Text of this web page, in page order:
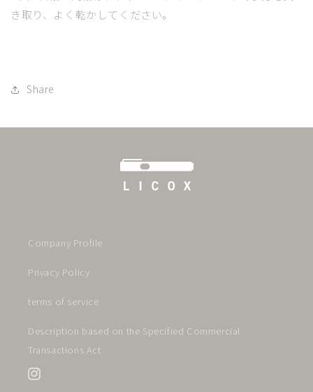
き取り、よく乾かしてください。
Share
Company Profile
Privacy Policy
terms of service
Description based on the Specified Commercial
Transactions Act
Instagram